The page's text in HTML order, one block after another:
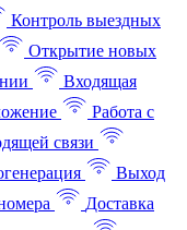
Контроль выездных
Открытие новых
Входящая
Работа с
связи
Выход
Доставка